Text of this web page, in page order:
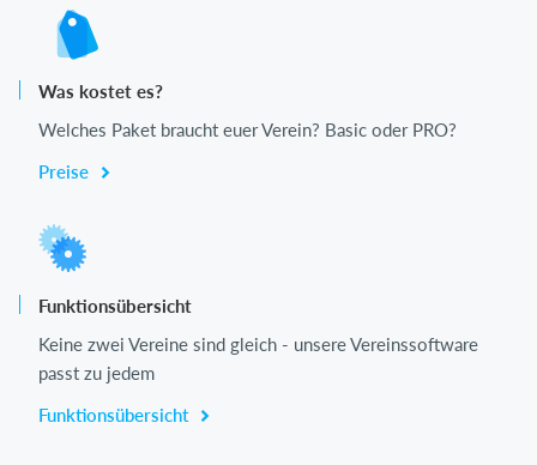
Was kostet es?
Welches Paket braucht euer Verein? Basic oder PRO?
Preise
Funktionsübersicht
Keine zwei Vereine sind gleich - unsere Vereinssoftware
passt zu jedem
Funktionsübersicht